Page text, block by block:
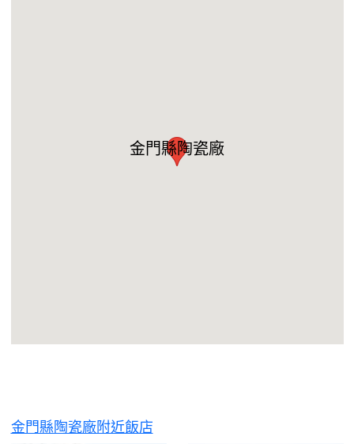
金門縣陶瓷廠
金門縣陶瓷廠附近飯店